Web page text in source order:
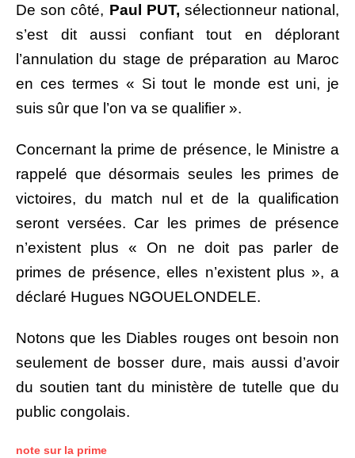
De son côté, Paul PUT, sélectionneur national,
s’est dit aussi confiant tout en déplorant
l’annulation du stage de préparation au Maroc
en ces termes « Si tout le monde est uni, je
suis sûr que l’on va se qualifier ».
Concernant la prime de présence, le Ministre a
rappelé que désormais seules les primes de
victoires, du match nul et de la qualification
seront versées. Car les primes de présence
n’existent plus « On ne doit pas parler de
primes de présence, elles n’existent plus », a
déclaré Hugues NGOUELONDELE.
Notons que les Diables rouges ont besoin non
seulement de bosser dure, mais aussi d’avoir
du soutien tant du ministère de tutelle que du
public congolais.
note sur la prime